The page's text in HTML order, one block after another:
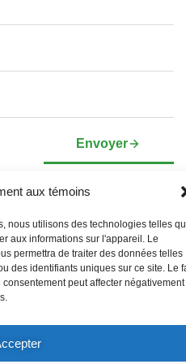
aux témoins
nous utilisons des technologies telles
aux informations sur l'appareil. Le
permettra de traiter des données telles
des identifiants uniques sur ce site. Le
peut affecter négativement
Envoyer
– Tous droits réservés.
Investisseurs
Informations Boursières
Présentation corporative